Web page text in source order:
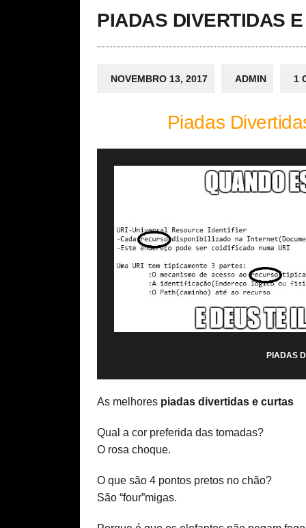
PIADAS DIVERTIDAS
NOVEMBRO 13, 2017 ADMIN 1
Piadas
PIADAS
As melhores piadas divertidas e curtas
Qual a cor preferida das tomadas?
O rosa choque.
O que são 4 pontos pretos no chão?
São “four”migas.